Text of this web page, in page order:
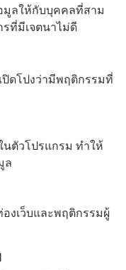
มูลให้กับบุคคลที่สาม
ที่มีเจตนาไม่ดี
ดโปงว่ามีพฤติกรรมที่
นตัวโปรแกรม ทำให้
ล
งเว็บและพฤติกรรมผู้